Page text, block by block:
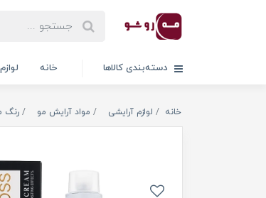
دسته‌بندی کالاها خانه
خانه لوازم آرایشی مواد آرایش مو رنگ